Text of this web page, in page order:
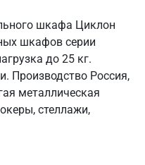
шкафа Циклон
шкафов серии
до 25 кг.
Производство Россия,
металлическая
стеллажи,